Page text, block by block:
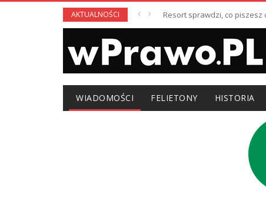
AKTUALNOŚCI Resort sprawdzi, co piszesz
WIADOMOŚCI FELIETONY HISTORIA